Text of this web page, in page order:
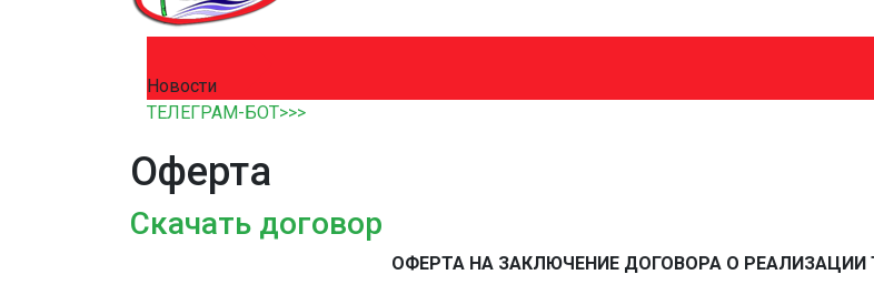
Новости
ТЕЛЕГРАМ-БОТ>>>
Оферта
Скачать договор
ОФЕРТА НА ЗАКЛЮЧЕНИЕ ДОГОВОРА О РЕАЛИЗАЦИИ